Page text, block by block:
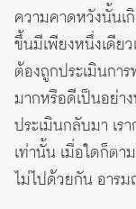
ความคาดหวังนั้นเ
ขึ้นมีเพียงหนึ่งเดียว
ต้องถูกประเมินการ
มากหรือดีเป็นอย่า
ประเมินกลับมา เร
เท่านั้น เมื่อใดก็ต
ไม่ไปด้วยกัน อาร